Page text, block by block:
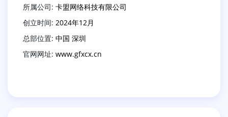
所属公司: 卡盟网络科技有限公司
创立时间: 2024年12月
总部位置: 中国 深圳
官网网址: www.gfxcx.cn